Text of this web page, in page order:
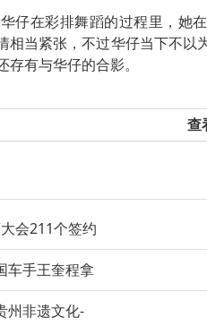
仔在彩排舞蹈的过程里，她
相当紧张，不过华仔当下不以
有与华仔的合影。
查
会211个签约
车手王奎程拿
州非遗文化-